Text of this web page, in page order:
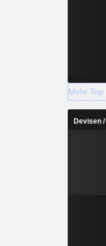
Mehr Top
Devisen